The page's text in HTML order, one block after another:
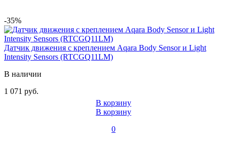
-35%
Датчик движения с креплением Aqara Body Sensor и Light
Intensity Sensors (RTCGQ11LM)
В наличии
1 071 руб.
В корзину
В корзину
0